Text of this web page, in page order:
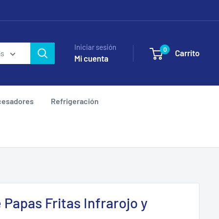
Iniciar sesión
Mi cuenta
0 Carrito
Refrigeración
Papas Fritas Infrarojo y